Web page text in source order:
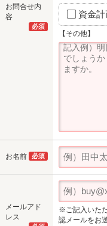
お問合せ内
容
必須
資金
【その他】
お名前 必須
メールアド
レス
※ご記入いた
認メールをお